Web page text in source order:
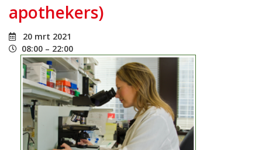
apothekers)
20 mrt 2021
08:00 – 22:00